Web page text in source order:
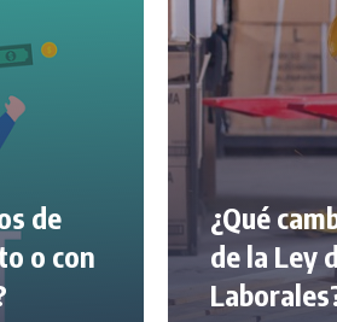
de
o con
¿Qué
de la Ley